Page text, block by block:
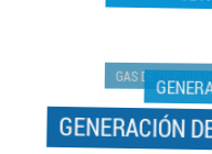
GAS DE
GENERACIÓN